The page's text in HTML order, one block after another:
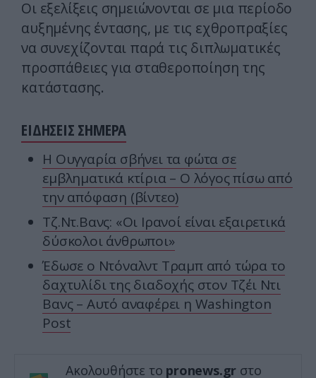
Οι εξελίξεις σημειώνονται σε μια περίοδο
αυξημένης έντασης, με τις εχθροπραξίες
να συνεχίζονται παρά τις διπλωματικές
προσπάθειες για σταθεροποίηση της
κατάστασης.
ΕΙΔΗΣΕΙΣ ΣΗΜΕΡΑ
Η Ουγγαρία σβήνει τα φώτα σε
εμβληματικά κτίρια – Ο λόγος πίσω από
την απόφαση (βίντεο)
Τζ.Ντ.Βανς: «Οι Ιρανοί είναι εξαιρετικά
δύσκολοι άνθρωποι»
Έδωσε ο Ντόναλντ Τραμπ από τώρα το
δαχτυλίδι της διαδοχής στον Τζέι Ντι
Βανς – Αυτό αναφέρει η Washington
Post
Ακολουθήστε το pronews.gr στο